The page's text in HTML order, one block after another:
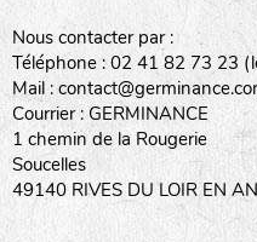
Nous contacter par :
Téléphone : 02 41 82 73 23
Mail :
Courrier : GERMINANCE
1 chemin de la Rougerie
Soucelles
49140 RIVES DU LOIR EN